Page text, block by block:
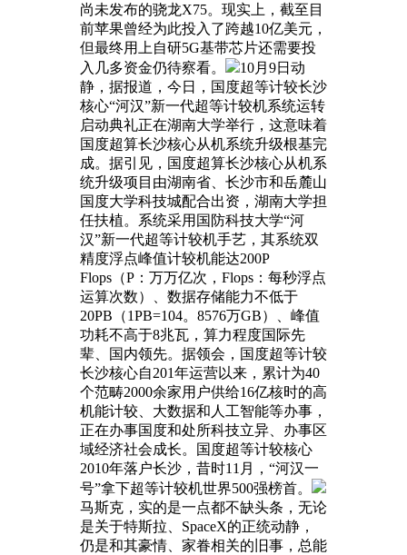
尚未发布的骁龙X75。现实上，截至目
前苹果曾经为此投入了跨越10亿美元，
但最终用上自研5G基带芯片还需要投
入几多资金仍待察看。
10月9日动
静，据报道，今日，国度超等计较长沙
核心“河汉”新一代超等计较机系统运转
启动典礼正在湖南大学举行，这意味着
国度超算长沙核心从机系统升级根基完
成。据引见，国度超算长沙核心从机系
统升级项目由湖南省、长沙市和岳麓山
国度大学科技城配合出资，湖南大学担
任扶植。系统采用国防科技大学“河
汉”新一代超等计较机手艺，其系统双
精度浮点峰值计较机能达200P
Flops（P：万万亿次，Flops：每秒浮点
运算次数）、数据存储能力不低于
20PB（1PB=104。8576万GB）、峰值
功耗不高于8兆瓦，算力程度国际先
辈、国内领先。据领会，国度超等计较
长沙核心自201年运营以来，累计为40
个范畴2000余家用户供给16亿核时的高
机能计较、大数据和人工智能等办事，
正在办事国度和处所科技立异、办事区
域经济社会成长。国度超等计较核心
2010年落户长沙，昔时11月，“河汉一
号”拿下超等计较机世界500强榜首。
马斯克，实的是一点都不缺头条，无论
是关于特斯拉、SpaceX的正统动静，
仍是和其豪情、家眷相关的旧事，总能